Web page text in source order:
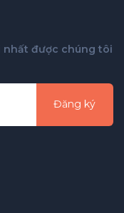
được chúng tôi
Đăng ký